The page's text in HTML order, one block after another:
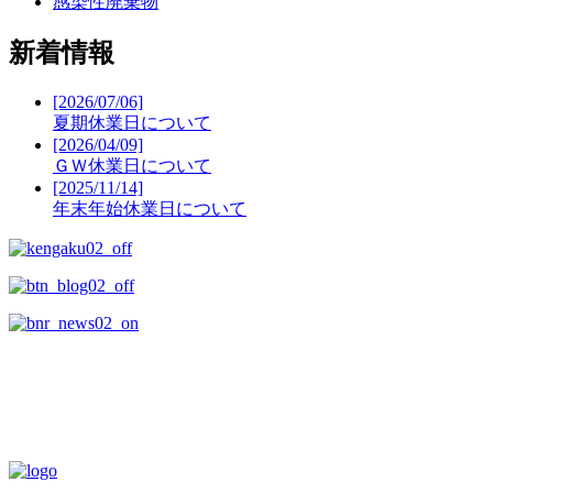
新着情報
[2026/07/06]
夏期休業日について
[2026/04/09]
ＧＷ休業日について
[2025/11/14]
年末年始休業日について